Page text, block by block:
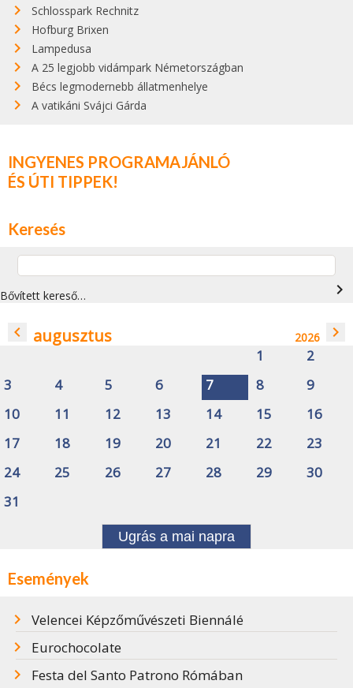
Schlosspark Rechnitz
Hofburg Brixen
Lampedusa
A 25 legjobb vidámpark Németországban
Bécs legmodernebb állatmenhelye
A vatikáni Svájci Gárda
INGYENES PROGRAMAJÁNLÓ
ÉS ÚTI TIPPEK!
Keresés
Bővített kereső… navigate_next
navigate_before augusztus 2026 navigate_next
1
2
3
4 5 6 7 8
9
10
11 12 13 14 15
16
17
18 19 20 21 22
23
24
25 26 27 28 29
30
31
Ugrás a mai napra
Események
Velencei Képzőművészeti Biennálé
Eurochocolate
Festa del Santo Patrono Rómában